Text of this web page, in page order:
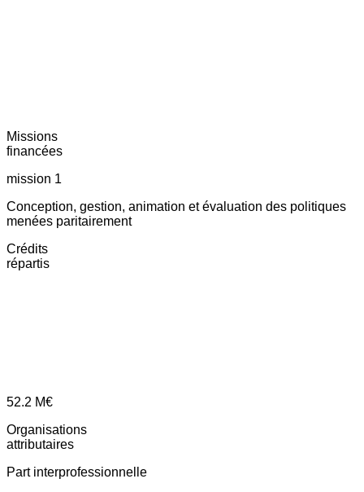
Missions
financées
mission 1
Conception, gestion, animation et évaluation des politiques
menées paritairement
Crédits
répartis
52.2 M€
Organisations
attributaires
Part interprofessionnelle